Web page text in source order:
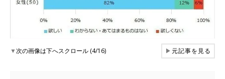
▼次の画像は下へスクロール (4/16) ▶元記事を見る